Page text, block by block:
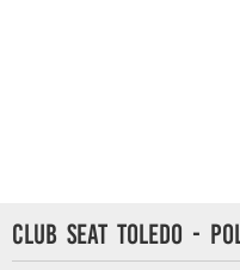
Club Seat Toledo -